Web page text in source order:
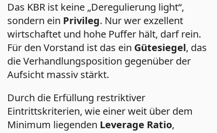
Das KBR ist keine „Deregulierung light“,
sondern ein Privileg. Nur wer exzellent
wirtschaftet und hohe Puffer hält, darf rein.
Für den Vorstand ist das ein Gütesiegel, das
die Verhandlungsposition gegenüber der
Aufsicht massiv stärkt.
Durch die Erfüllung restriktiver
Eintrittskriterien, wie einer weit über dem
Minimum liegenden Leverage Ratio,